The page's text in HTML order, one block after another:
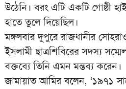
উঠেনি। বরং এটি একটি গোষ্ঠী
হাতে তুলে দিয়েছিল।
মঙ্গলবার দুপুরে রাজধানীর
ইসলামী ছাত্রশিবিরের সদস্য
বক্তব্যে তিনি এমন মন্তব্য করেন।
জামায়াত আমির বলেন, ‘১৯৭১